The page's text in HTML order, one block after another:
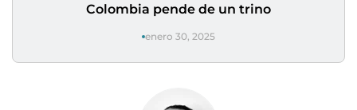
Colombia pende de un trino
enero 30, 2025